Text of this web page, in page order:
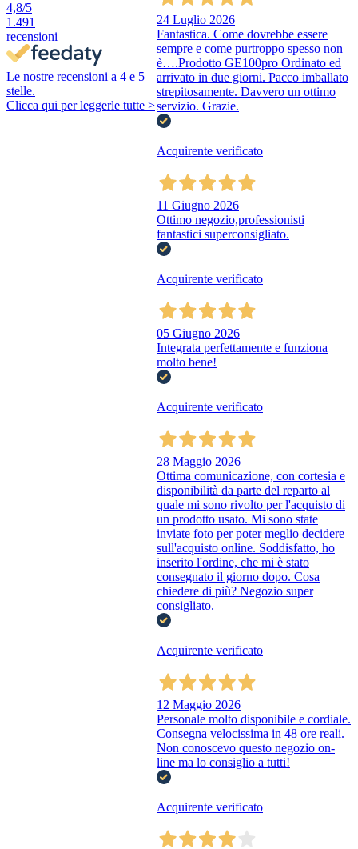
4,8/5
1.491
recensioni
Le nostre recensioni a 4 e 5
stelle.
Clicca qui per leggerle tutte >
24 Luglio 2026
Fantastica. Come dovrebbe essere
sempre e come purtroppo spesso non
è….Prodotto GE100pro Ordinato ed
arrivato in due giorni. Pacco imballato
strepitosamente. Davvero un ottimo
servizio. Grazie.
Acquirente verificato
11 Giugno 2026
Ottimo negozio,professionisti
fantastici superconsigliato.
Acquirente verificato
05 Giugno 2026
Integrata perfettamente e funziona
molto bene!
Acquirente verificato
28 Maggio 2026
Ottima comunicazione, con cortesia e
disponibilità da parte del reparto al
quale mi sono rivolto per l'acquisto di
un prodotto usato. Mi sono state
inviate foto per poter meglio decidere
sull'acquisto online. Soddisfatto, ho
inserito l'ordine, che mi è stato
consegnato il giorno dopo. Cosa
chiedere di più? Negozio super
consigliato.
Acquirente verificato
12 Maggio 2026
Personale molto disponibile e cordiale.
Consegna velocissima in 48 ore reali.
Non conoscevo questo negozio on-
line ma lo consiglio a tutti!
Acquirente verificato